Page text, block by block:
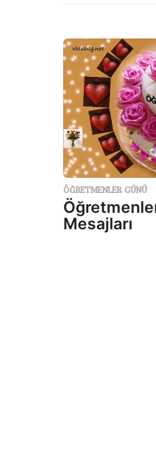
ÖĞRETMENLER GÜNÜ
Mesajları